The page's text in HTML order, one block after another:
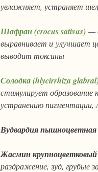
увлажняет, устраняет
Шафран (crocus sativus) —
выравнивает и улучшает
выводит токсины
Солодка (hlycirrhiza
стимулирует образование
устранению пигментации,
Вудвардия пышноцветная
Жасмин крупноцветковый
раздражение, зуд, грубые